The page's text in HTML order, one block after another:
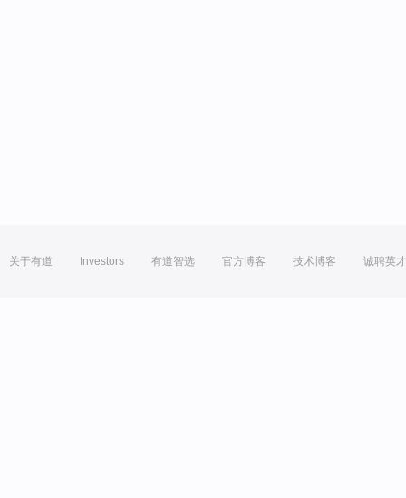
关于有道 Investors 有道智选 官方博客 技术博客 诚聘英才